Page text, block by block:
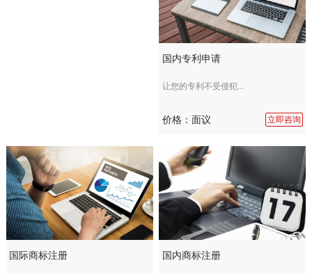
国内专利申请
让您的专利不受侵犯...
价格：面议 立即咨询
国际商标注册 国内商标注册